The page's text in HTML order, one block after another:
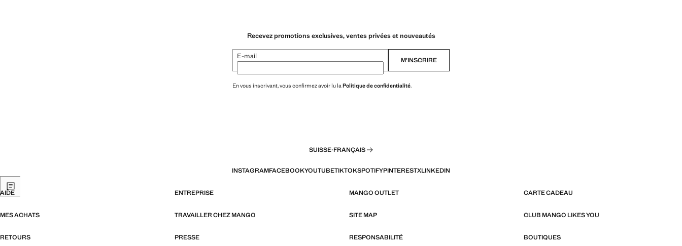
Recevez promotions exclusives, ventes privées et nouveautés
E-mail M’INSCRIRE
En vous inscrivant, vous confirmez avoir lu laPolitique de confidentialité.
SUISSE·FRANÇAIS
INSTAGRAMFACEBOOKYOUTUBETIKTOKSPOTIFYPINTERESTXLINKEDIN
AIDE ENTREPRISE MANGO OUTLET CARTE CADEAU
MES ACHATS TRAVAILLER CHEZ MANGO SITE MAP CLUB MANGO LIKES YOU
RETOURS PRESSE RESPONSABILITÉ BOUTIQUES